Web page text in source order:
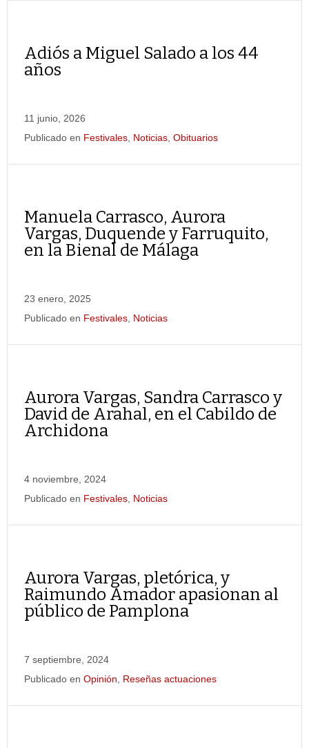
Adiós a Miguel Salado a los 44
años
11 junio, 2026
Publicado en Festivales Noticias Obituarios
Manuela Carrasco, Aurora
Vargas, Duquende y Farruquito,
en la Bienal de Málaga
23 enero, 2025
Publicado en Festivales Noticias
Aurora Vargas, Sandra Carrasco y
David de Arahal, en el Cabildo de
Archidona
4 noviembre, 2024
Publicado en Festivales Noticias
Aurora Vargas, pletórica, y
Raimundo Amador apasionan al
público de Pamplona
7 septiembre, 2024
Publicado en Opinión Reseñas actuaciones